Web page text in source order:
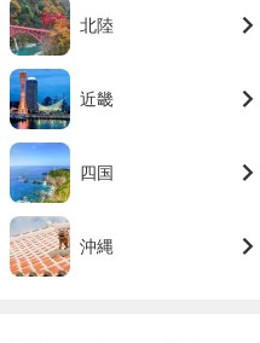
北陸
近畿
四国
沖縄